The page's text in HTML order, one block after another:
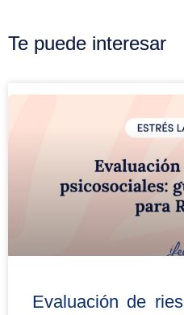
Te puede interesar
Evaluación de